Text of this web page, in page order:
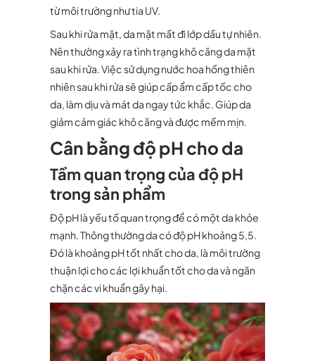
từ môi trường như tia UV.
Sau khi rửa mặt, da mặt mất đi lớp dầu tự nhiên.
Nên thường xảy ra tình trạng khô căng da mặt
sau khi rửa. Việc sử dụng nước hoa hồng thiên
nhiên sau khi rửa sẽ giúp cấp ẩm cấp tốc cho
da, làm dịu và mát da ngay tức khắc. Giúp da
giảm cảm giác khô căng và được mềm mịn.
Cân bằng độ pH cho da
Tầm quan trọng của độ pH
trong sản phẩm
Độ pH là yếu tố quan trọng để có một da khỏe
mạnh. Thông thường da có độ pH khoảng 5,5.
Đó là khoảng pH tốt nhất cho da, là môi trường
thuận lợi cho các lợi khuẩn tốt cho da và ngăn
chặn các vi khuẩn gây hại.